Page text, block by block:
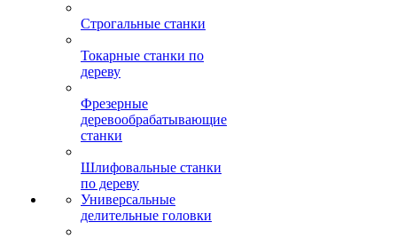
Строгальные станки
Токарные станки по
дереву
Фрезерные
деревообрабатывающие
станки
Шлифовальные станки
по дереву
Универсальные
делительные головки